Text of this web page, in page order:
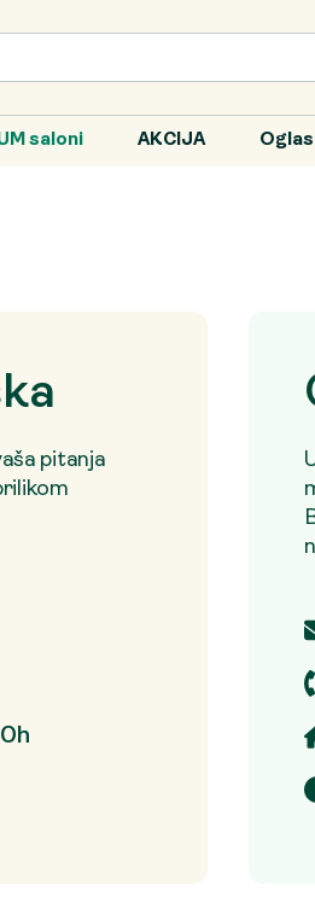
saloni AKCIJA
pitanja